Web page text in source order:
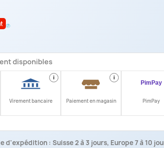
disponibles
i
Virement bancaire
i
Paiement en magasin PimPay
d'expédition : Suisse 2 à 3 jours, Europe 7 à 10